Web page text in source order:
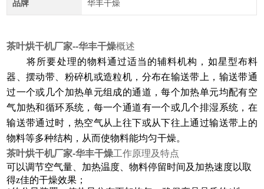
品牌 华丰干燥
茶叶烘干机厂家--华丰干燥概述
将所要处理的物料通过适当的辅料机构，如星型布料
器、摆动带、粉碎机或造粒机，分布在输送带上，输送带通
过一个或几个加热单元组成的通道，每个加热单元均配有空
气加热和循环系统，每一个通道有一个或几个排湿系统，在
输送带通过时，热空气从上往下或从下往上通过输送带上的
物料等多种结构，从而使物料能均匀干燥。
茶叶烘干机厂家-华丰干燥工作原理及特点
可以调节空气量、加热温度、物料停留时间及加热速度以取
得z佳的干燥效果；